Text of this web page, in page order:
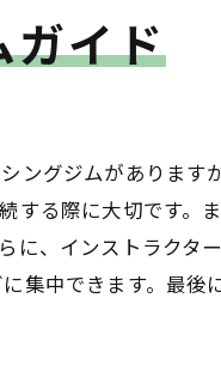
ガイド
ングジムがあります
する際に大切です。
に、インストラクタ
集中できます。最後